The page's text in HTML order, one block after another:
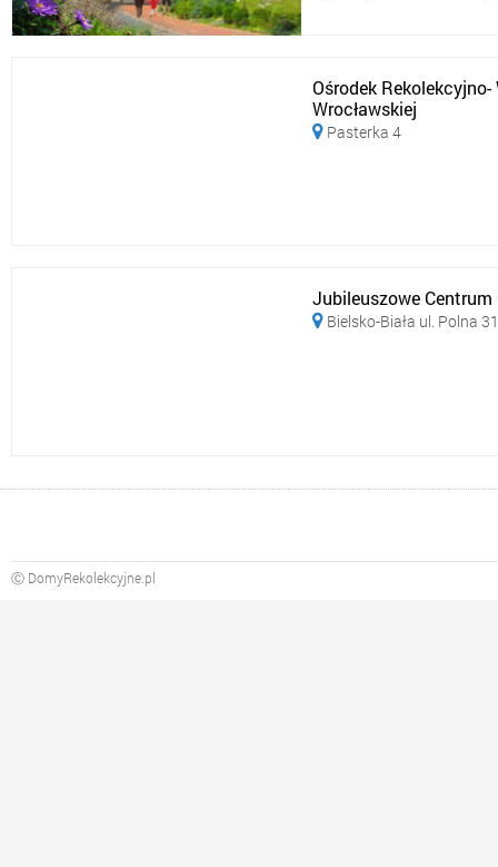
Ośrodek
Wrocławskiej
 Pasterka 4
Jubileuszowe
 Bielsko-Biała ul. Polna 31
Ⓒ DomyRekolekcyjne.pl